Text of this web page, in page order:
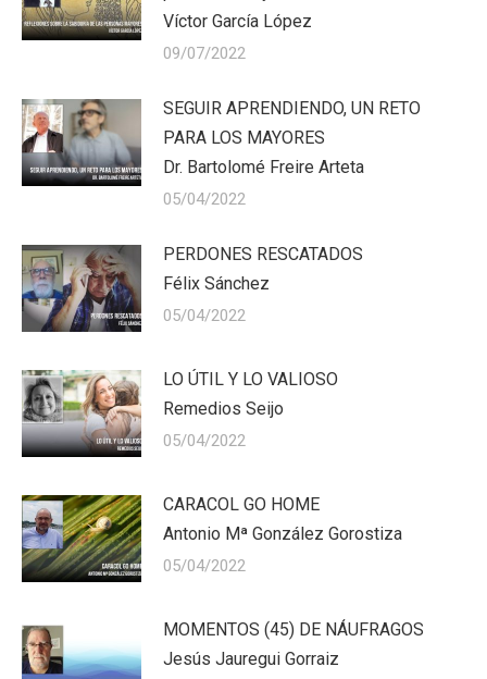
Víctor García López
09/07/2022
SEGUIR APRENDIENDO, UN RETO
PARA LOS MAYORES
Dr. Bartolomé Freire Arteta
05/04/2022
PERDONES RESCATADOS
Félix Sánchez
05/04/2022
LO ÚTIL Y LO VALIOSO
Remedios Seijo
05/04/2022
CARACOL GO HOME
Antonio Mª González Gorostiza
05/04/2022
MOMENTOS (45) DE NÁUFRAGOS
Jesús Jauregui Gorraiz